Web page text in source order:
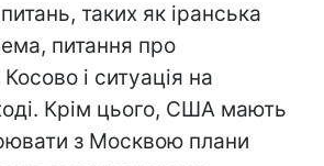
таких як іранська
питання про
і ситуація на
Крім цього, США мають
з Москвою плани